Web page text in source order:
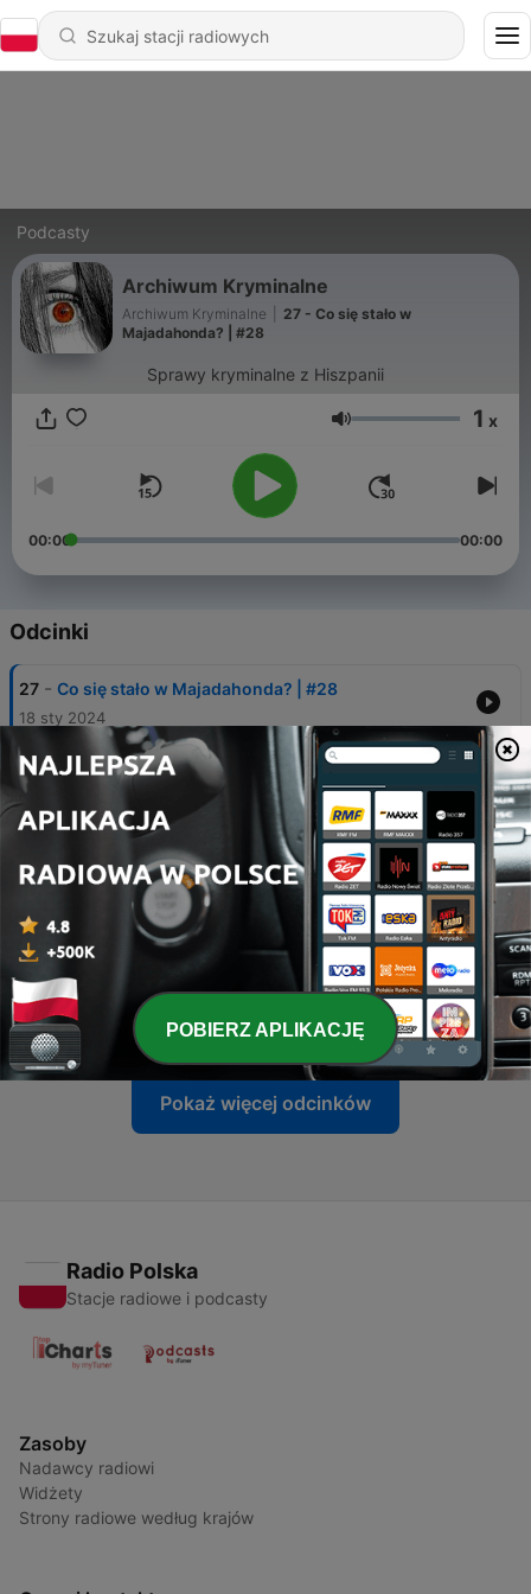
Podcasty
Archiwum Kryminalne
Archiwum Kryminalne
27 - Co się stało w
Majadahonda? | #28
Sprawy kryminalne z Hiszpanii
Głośność 1 x
00:00 00:00
Odcinki
27 - Co się stało w Majadahonda? | #28
18 sty 2024
26 - El Monstruo (Potwór) | #27
15 maj 2023
Sprawa Visser | #26
13 mar 2023
24 - Sprawa Marty Del Castillo #25
28 maj 2022
23 - 496 dni | #23
17 paź 2021
Pokaż więcej odcinków
Radio Polska
Stacje radiowe i podcasty
Zasoby
Nadawcy radiowi
Widżety
Strony radiowe według krajów
POBIERZ APLIKACJĘ